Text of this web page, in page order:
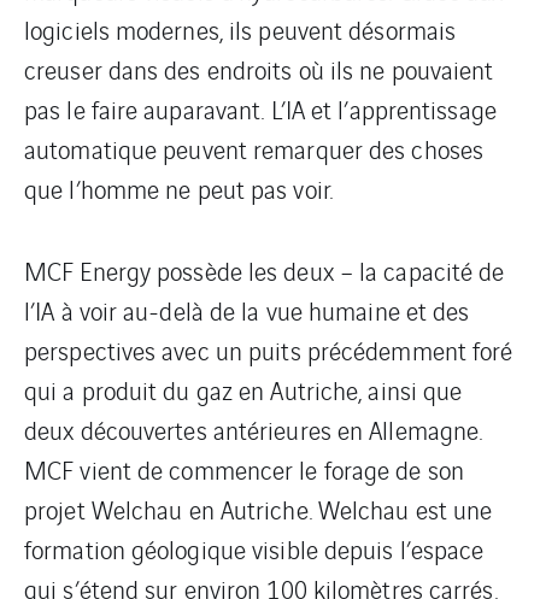
logiciels modernes, ils peuvent désormais
creuser dans des endroits où ils ne pouvaient
pas le faire auparavant. L’IA et l’apprentissage
automatique peuvent remarquer des choses
que l’homme ne peut pas voir.
MCF Energy possède les deux – la capacité de
l’IA à voir au-delà de la vue humaine et des
perspectives avec un puits précédemment foré
qui a produit du gaz en Autriche, ainsi que
deux découvertes antérieures en Allemagne.
MCF vient de commencer le forage de son
projet Welchau en Autriche. Welchau est une
formation géologique visible depuis l’espace
qui s’étend sur environ 100 kilomètres carrés.